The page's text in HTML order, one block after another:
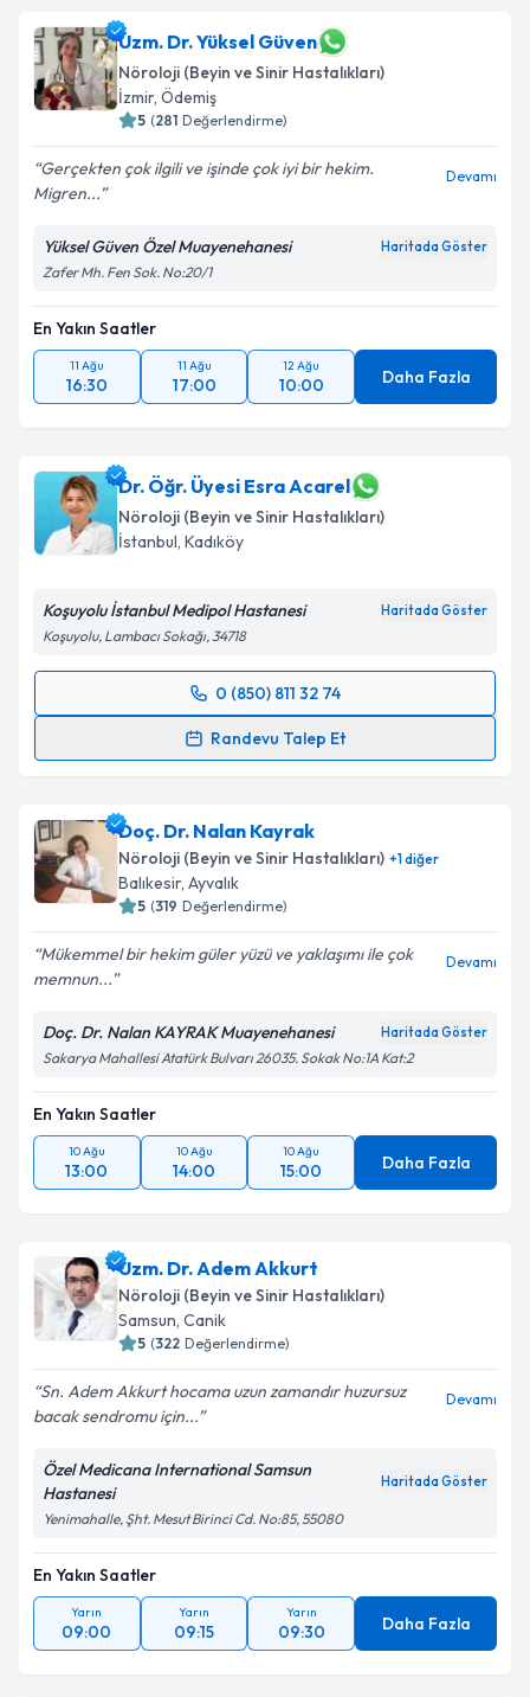
Uzm. Dr. Yüksel Güven
Nöroloji (Beyin ve Sinir Hastalıkları)
İzmir, Ödemiş
5 (281 Değerlendirme)
Gerçekten çok ilgili ve işinde çok iyi bir hekim.
Migren...
Devamı
Yüksel Güven Özel Muayenehanesi Haritada Göster
Zafer Mh. Fen Sok. No:20/1
En Yakın Saatler
11 Ağu
16:30
11 Ağu
17:00
12 Ağu
10:00 Daha Fazla
Dr. Öğr. Üyesi Esra Acarel
Nöroloji (Beyin ve Sinir Hastalıkları)
İstanbul, Kadıköy
Koşuyolu İstanbul Medipol Hastanesi Haritada Göster
Koşuyolu, Lambacı Sokağı, 34718
0 (850) 811 32 74
Randevu Talep Et
Randevu Takvimi Talebi
için bir takvim hazırlandığında e-posta ile
bilgilendireceğiz.
E-posta Adresiniz
Metni'ni okudum ve kişisel verilerimin belirtilen
kapsamda işlenmesini kabul ediyorum.
Takvim Talebini Gönder
Doç. Dr. Nalan Kayrak
Nöroloji (Beyin ve Sinir Hastalıkları) +1diğer
Balıkesir, Ayvalık
5 (319 Değerlendirme)
Mükemmel bir hekim güler yüzü ve yaklaşımı ile çok
memnun...
Devamı
Doç. Dr. Nalan KAYRAK Muayenehanesi Haritada Göster
Sakarya Mahallesi Atatürk Bulvarı 26035. Sokak No:1A Kat:2
En Yakın Saatler
10 Ağu
13:00
10 Ağu
14:00
10 Ağu
15:00 Daha Fazla
Uzm. Dr. Adem Akkurt
Nöroloji (Beyin ve Sinir Hastalıkları)
Samsun, Canik
5 (322 Değerlendirme)
Sn. Adem Akkurt hocama uzun zamandır huzursuz
bacak sendromu için...
Devamı
Özel Medicana International Samsun
Hastanesi
Haritada Göster
Yenimahalle, Şht. Mesut Birinci Cd. No:85, 55080
En Yakın Saatler
Yarın
09:00
Yarın
09:15
Yarın
09:30 Daha Fazla